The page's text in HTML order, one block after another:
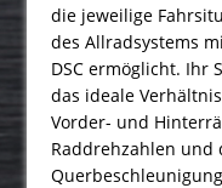
die jeweilige
des Allradsystems
DSC ermöglicht. Ihr
das ideale
Vorder- und
Raddrehzahlen und